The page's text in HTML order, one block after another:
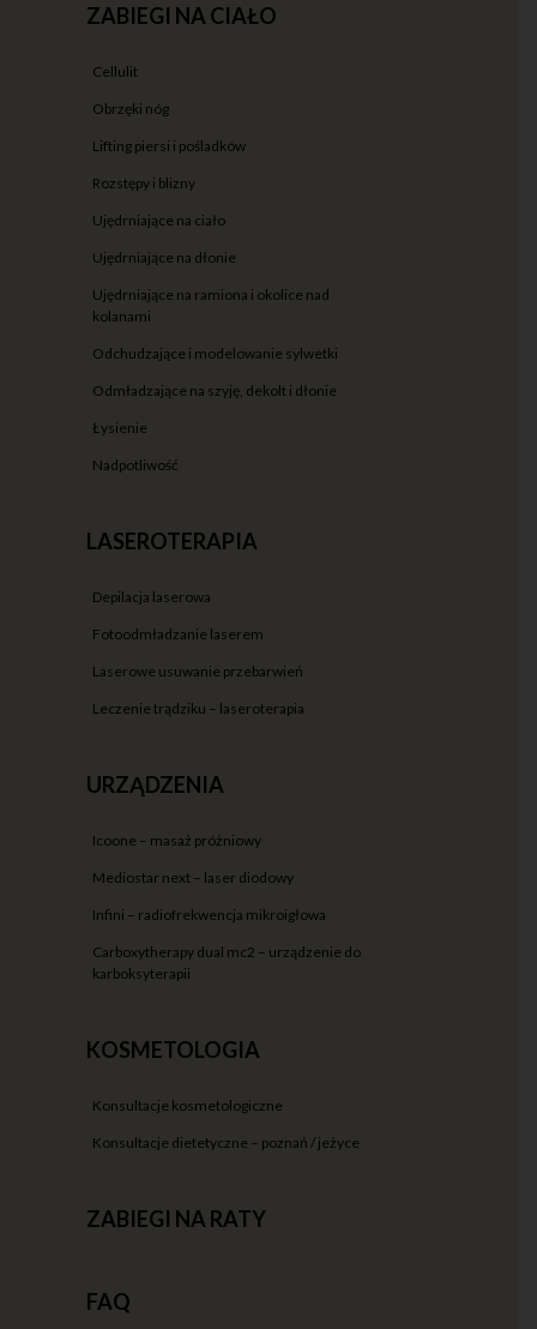
ZABIEGI NA CIAŁO
cellulit
obrzęki nóg
lifting piersi i pośladków
rozstępy i blizny
ujędrniające na ciało
ujędrniające na dłonie
ujędrniające na ramiona i okolice nad
kolanami
odchudzające i modelowanie sylwetki
odmładzające na szyję, dekolt i dłonie
łysienie
nadpotliwość
LASEROTERAPIA
depilacja laserowa
fotoodmładzanie laserem
laserowe usuwanie przebarwień
leczenie trądziku – laseroterapia
URZĄDZENIA
icoone – masaż próżniowy
mediostar next – laser diodowy
infini – radiofrekwencja mikroigłowa
carboxytherapy dual mc2 – urządzenie do
karboksyterapii
KOSMETOLOGIA
konsultacje kosmetologiczne
konsultacje dietetyczne – poznań / jeżyce
ZABIEGI NA RATY
FAQ